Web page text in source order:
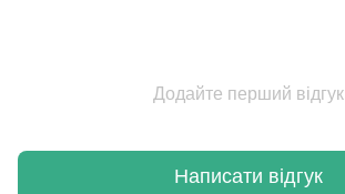
Додайте перший відгук
Написати відгук